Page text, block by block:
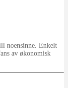
noensinne. Enkelt
av økonomisk